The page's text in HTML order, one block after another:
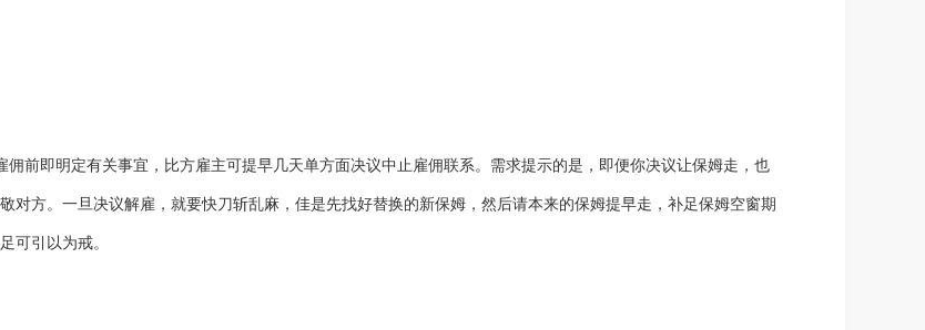
前即明定有关事宜，比方雇主可提早几天单方面决议中止雇佣联系。需求提示的是，即便你决议让保姆走，也
对方。一旦决议解雇，就要快刀斩乱麻，佳是先找好替换的新保姆，然后请本来的保姆提早走，补足保姆空窗期
可引以为戒。